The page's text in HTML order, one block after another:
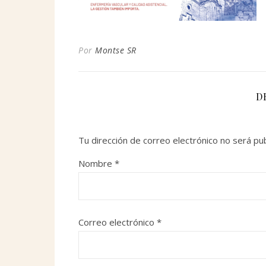
Por Montse SR
Tu dirección de correo electrónico no será
Nombre *
Correo electrónico *